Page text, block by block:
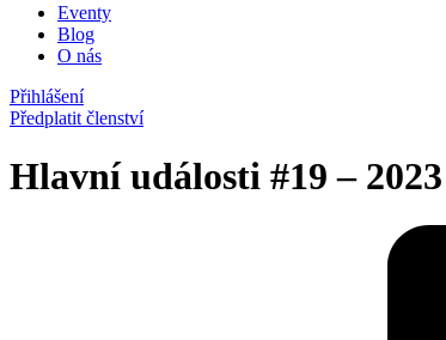
Eventy
Blog
O nás
Přihlášení
Předplatit členství
Hlavní události #19 – 2023